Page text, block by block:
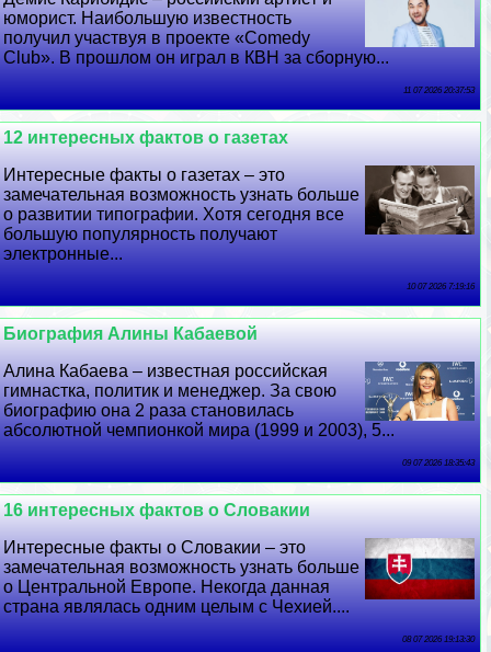
юморист. Наибольшую известность
получил участвуя в проекте «Comedy
Club». В прошлом он играл в КВН за сборную...
11 07 2026 20:37:53
12 интересных фактов о газетах
Интересные факты о газетах – это
замечательная возможность узнать больше
о развитии типографии. Хотя сегодня все
большую популярность получают
электронные...
10 07 2026 7:19:16
Биография Алины Кабаевой
Алина Кабаева – известная российская
гимнастка, политик и менеджер. За свою
биографию она 2 раза становилась
абсолютной чемпионкой мира (1999 и 2003), 5...
09 07 2026 18:35:43
16 интересных фактов о Словакии
Интересные факты о Словакии – это
замечательная возможность узнать больше
о Центральной Европе. Некогда данная
страна являлась одним целым с Чехией....
08 07 2026 19:13:30